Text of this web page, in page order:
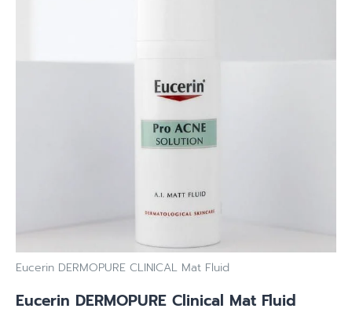
Eucerin DERMOPURE CLINICAL Mat Fluid
Eucerin DERMOPURE Clinical Mat Fluid